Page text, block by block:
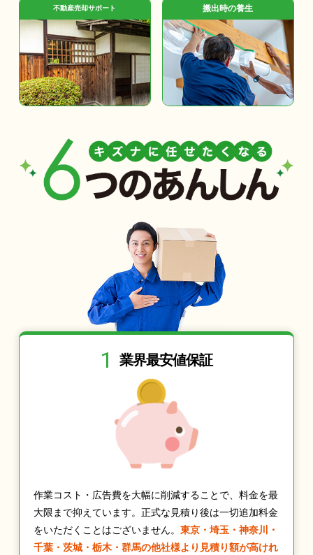
不動産売却サポート 搬出時の養生
1 業界最安値保証
作業コスト・広告費を大幅に削減することで、料金を最
大限まで抑えています。正式な見積り後は一切追加料金
をいただくことはございません。 東京・埼玉・神奈川・
千葉・茨城・栃木・群馬の他社様より見積り額が高けれ